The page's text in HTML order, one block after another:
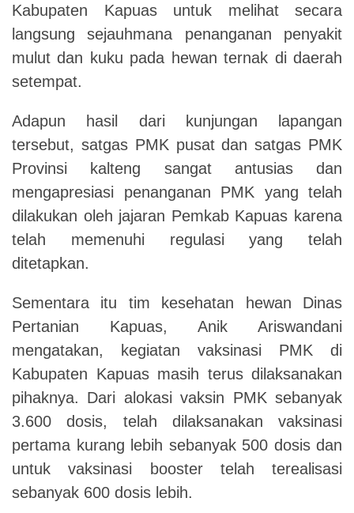
Kabupaten Kapuas untuk melihat secara
langsung sejauhmana penanganan penyakit
mulut dan kuku pada hewan ternak di daerah
setempat.
Adapun hasil dari kunjungan lapangan
tersebut, satgas PMK pusat dan satgas PMK
Provinsi kalteng sangat antusias dan
mengapresiasi penanganan PMK yang telah
dilakukan oleh jajaran Pemkab Kapuas karena
telah memenuhi regulasi yang telah
ditetapkan.
Sementara itu tim kesehatan hewan Dinas
Pertanian Kapuas, Anik Ariswandani
mengatakan, kegiatan vaksinasi PMK di
Kabupaten Kapuas masih terus dilaksanakan
pihaknya. Dari alokasi vaksin PMK sebanyak
3.600 dosis, telah dilaksanakan vaksinasi
pertama kurang lebih sebanyak 500 dosis dan
untuk vaksinasi booster telah terealisasi
sebanyak 600 dosis lebih.